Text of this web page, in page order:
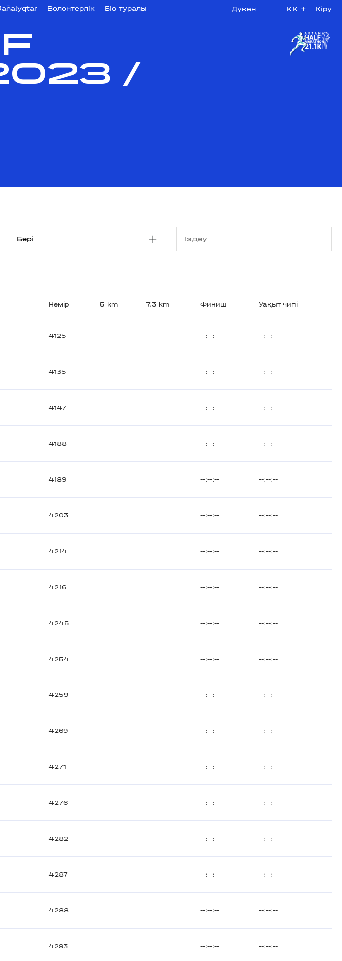
Волонтерлік Біз туралы Дүкен KK + Кіру
/
Нөмір 5 km 7.3 km Финиш Уақыт чипі
4125 --:--:-- --:--:--
4135 --:--:-- --:--:--
4147 --:--:-- --:--:--
4188 --:--:-- --:--:--
4189 --:--:-- --:--:--
4203 --:--:-- --:--:--
4214 --:--:-- --:--:--
4216 --:--:-- --:--:--
4245 --:--:-- --:--:--
4254 --:--:-- --:--:--
4259 --:--:-- --:--:--
4269 --:--:-- --:--:--
4271 --:--:-- --:--:--
4276 --:--:-- --:--:--
4282 --:--:-- --:--:--
4287 --:--:-- --:--:--
4288 --:--:-- --:--:--
4293 --:--:-- --:--:--